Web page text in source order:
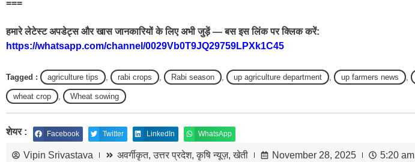
===
हमारे लेटेस्ट अपडेट्स और खास जानकारियों के लिए अभी जुड़ें — बस इस लिंक पर क्लिक करें:
https://whatsapp.com/channel/0029Vb0T9JQ29759LPXk1C45
Tagged : agriculture tips rabi crops Rabi season up agriculture department up farmers news
wheat crop Wheat sowing
शेयर : Facebook Twitter LinkedIn WhatsApp
Vipin Srivastava अवर्गीकृत,उत्तर प्रदेश,कृषि न्यूज़,खेती November 28, 2025
5:20 am